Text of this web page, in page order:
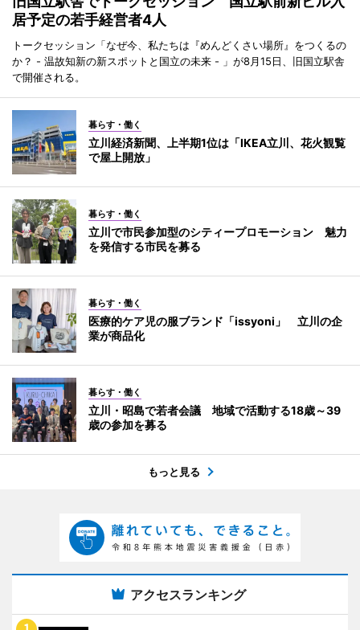
居予定の若手経営者4人
トークセッション「なぜ今、私たちは『めんどくさい場所』をつくるの
か？ - 温故知新の新スポットと国立の未来 - 」が8月15日、旧国立駅舎
で開催される。
暮らす・働く
立川経済新聞、上半期1位は「IKEA立川、花火観覧
で屋上開放」
暮らす・働く
立川で市民参加型のシティープロモーション 魅力
を発信する市民を募る
暮らす・働く
医療的ケア児の服ブランド「issyoni」 立川の企
業が商品化
暮らす・働く
立川・昭島で若者会議 地域で活動する18歳～39
歳の参加を募る
もっと見る
アクセスランキング